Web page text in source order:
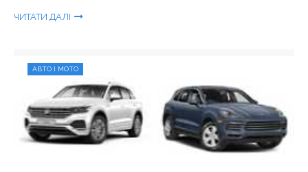
ЧИТАТИ ДАЛІ
АВТО І МОТО